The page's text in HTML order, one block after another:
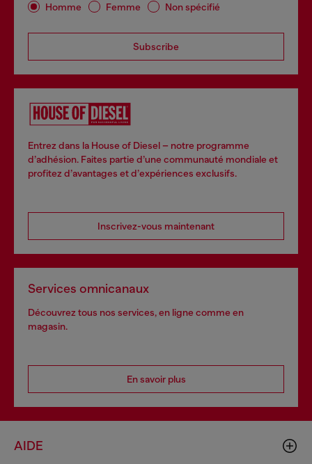
Homme Femme Non spécifié
Subscribe
Entrez dans la House of Diesel – notre programme
d’adhésion. Faites partie d’une communauté mondiale et
profitez d’avantages et d’expériences exclusifs.
Inscrivez-vous maintenant
Services omnicanaux
Découvrez tous nos services, en ligne comme en
magasin.
En savoir plus
AIDE